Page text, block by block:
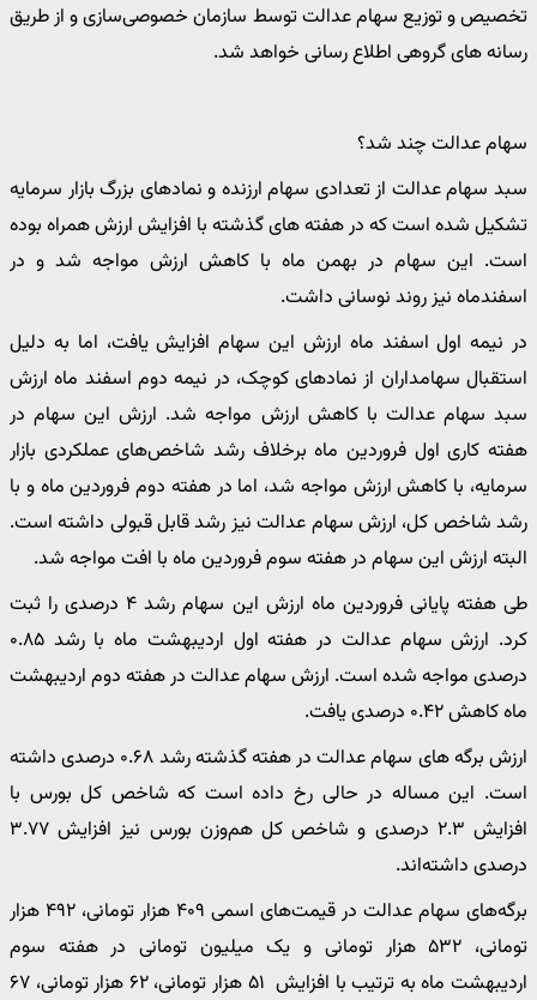
تخصیص و توزیع سهام عدالت توسط سازمان خصوصی‌سازی و از طریق
رسانه‌ های گروهی اطلاع‌ رسانی خواهد شد.
سهام عدالت چند شد؟
سبد سهام عدالت از تعدادی سهام ارزنده و نمادهای بزرگ بازار سرمایه
تشکیل شده است که در هفته‌ های گذشته با افزایش ارزش همراه بوده
است. این سهام در بهمن ماه با کاهش ارزش مواجه شد و در
اسفندماه نیز روند نوسانی داشت.
در نیمه اول اسفند ماه ارزش این سهام افزایش یافت، اما به دلیل
استقبال سهامداران از نمادهای کوچک، در نیمه دوم اسفند ماه ارزش
سبد سهام عدالت با کاهش ارزش مواجه شد. ارزش این سهام در
هفته کاری اول فروردین ماه برخلاف رشد شاخص‌های عملکردی بازار
سرمایه، با کاهش ارزش مواجه شد، اما در هفته دوم فروردین ماه و با
رشد شاخص کل، ارزش سهام عدالت نیز رشد قابل قبولی داشته است.
البته ارزش این سهام در هفته سوم فروردین ماه با افت مواجه شد.
طی هفته پایانی فروردین ماه ارزش این سهام رشد ۴ درصدی را ثبت
کرد. ارزش سهام عدالت در هفته اول اردیبهشت ماه با رشد ۰.۸۵
درصدی مواجه شده است. ارزش سهام عدالت در هفته دوم اردیبهشت
ماه کاهش ۰.۴۲ درصدی یافت.
ارزش برگه های سهام عدالت در هفته گذشته رشد ۰.۶۸ درصدی داشته
است. این مساله در حالی رخ داده است که شاخص کل بورس با
افزایش ۲.۳ درصدی و شاخص کل هم‌وزن بورس نیز افزایش ۳.۷۷
درصدی داشته‌اند.
برگه‌های سهام عدالت در قیمت‌های اسمی ۴۰۹ هزار تومانی، ۴۹۲ هزار
تومانی، ۵۳۲ هزار تومانی و یک میلیون تومانی در هفته سوم
اردیبهشت ماه به ترتیب با افزایش ۵۱ هزار تومانی، ۶۲ هزار تومانی، ۶۷